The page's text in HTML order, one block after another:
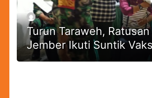
Turun Taraweh,
Jember Ikuti Suntik